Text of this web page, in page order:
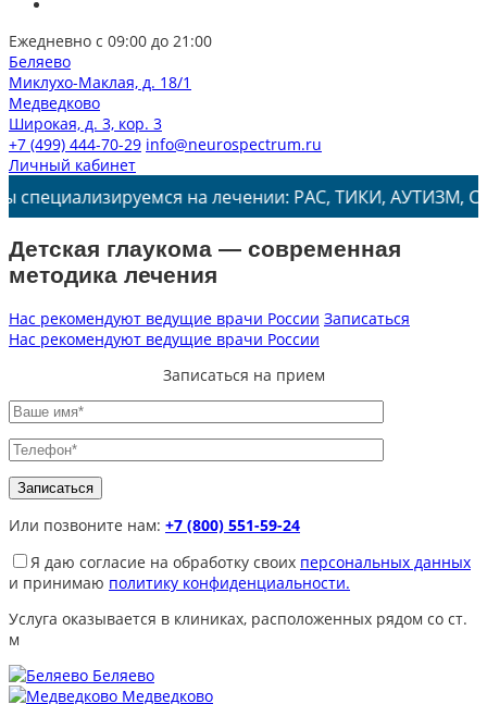
Ежедневно с 09:00 до 21:00
Беляево
Миклухо-Маклая, д. 18/1
Медведково
Широкая, д. 3, кор. 3
+7 (499) 444-70-29 info@neurospectrum.ru
Личный кабинет
на лечении: РАС, ТИКИ, АУТИЗМ, СДВГ, ЗПРР,
Детская глаукома — современная
методика лечения
Нас рекомендуют ведущие врачи России Записаться
Нас рекомендуют ведущие врачи России
Записаться на прием
Или позвоните нам: +7 (800) 551-59-24
Я даю согласие на обработку своих персональных данных
и принимаю политику конфиденциальности.
Услуга оказывается в клиниках, расположенных рядом со ст.
м
Беляево
Медведково